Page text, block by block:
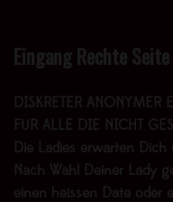
Eingang Rechte
DISKRETER ANONYMER
FÜR ALLE DIE NICHT
Die Ladies erwarten
Nach Wahl Deiner Lady
einen heissen Date oder